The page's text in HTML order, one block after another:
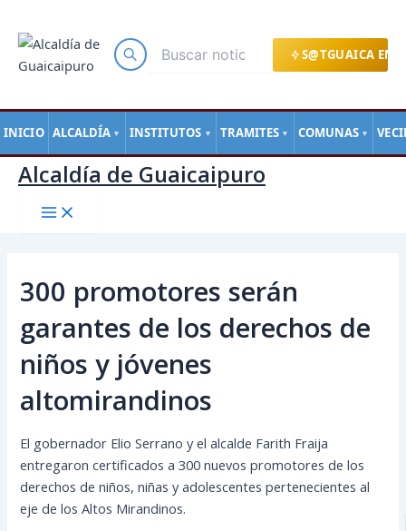
S@TGUAICA EN
INICIO ALCALDÍA ▼ INSTITUTOS ▼ TRAMITES ▼ COMUNAS ▼
contenido
Alcaldía de Guaicaipuro
300 promotores serán
garantes de los derechos de
niños y jóvenes
altomirandinos
El gobernador Elio Serrano y el alcalde Farith Fraija
entregaron certificados a 300 nuevos promotores de los
derechos de niños, niñas y adolescentes pertenecientes al
eje de los Altos Mirandinos.
de
entradas